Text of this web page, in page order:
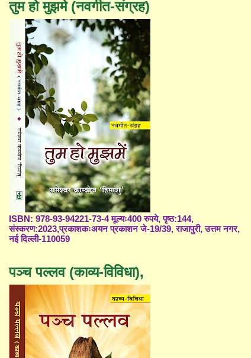
तुम हो मुझमे (नवगीत-संग्रह)
ISBN: 978-93-94221-73-4 मूल्यः400 रुपये, पृष्ठ:144,
संस्करण:2023,प्रकाशकःअयन प्रकाशन जे-19/39, राजापुरी, उत्तम नगर,
नई दिल्ली-110059
पञ्च पल्लव (काव्य-विविधा),